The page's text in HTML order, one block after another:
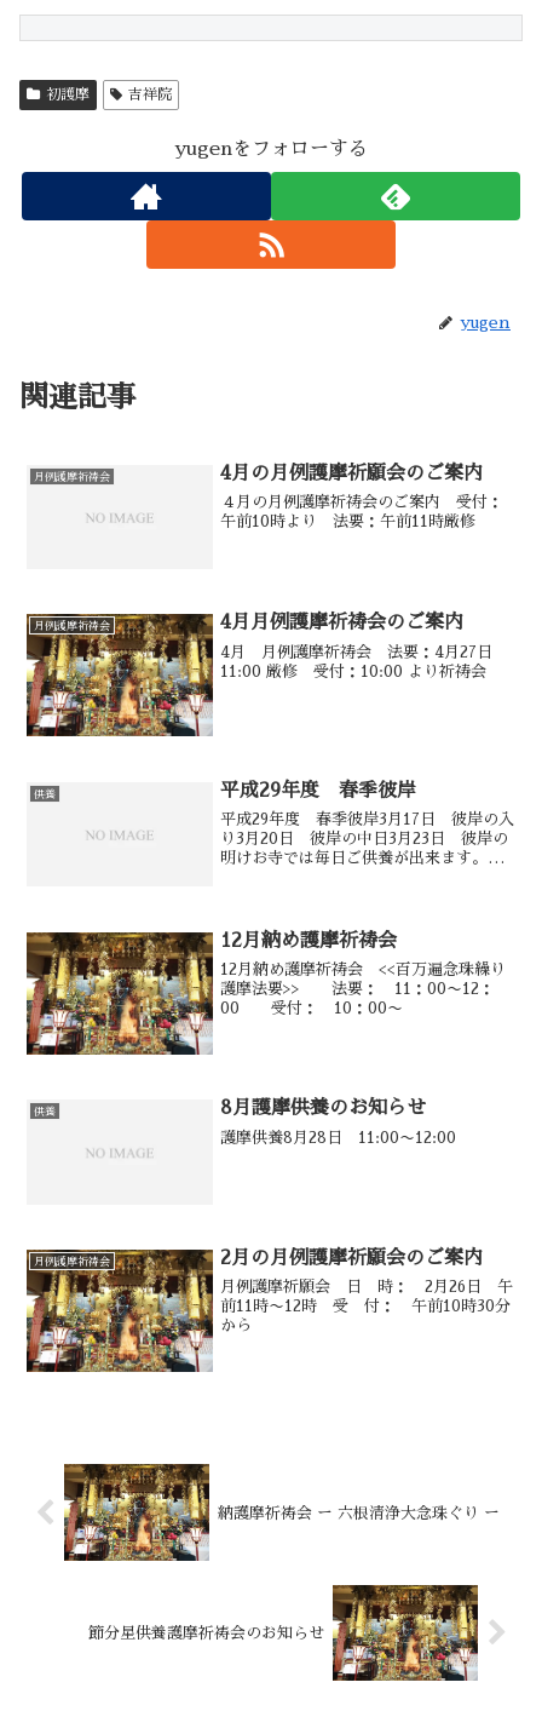
初護摩 吉祥院
yugenをフォローする
yugen
関連記事
月例護摩祈祷会 4月の月例護摩祈願会のご案内
４月の月例護摩祈祷会のご案内 受付：
午前10時より 法要：午前11時厳修
月例護摩祈祷会 4月月例護摩祈祷会のご案内
4月 月例護摩祈祷会 法要：4月27日
11:00 厳修 受付：10:00 より祈祷会
供養 平成29年度 春季彼岸
平成29年度 春季彼岸3月17日 彼岸の入
り3月20日 彼岸の中日3月23日 彼岸の
明けお寺では毎日ご供養が出来ます。午
12月納め護摩祈祷会
12月納め護摩祈祷会 <<百万遍念珠繰り
護摩法要>> 法要： 11：00〜12：
00 受付： 10：00〜
供養 8月護摩供養のお知らせ
護摩供養8月28日 11:00〜12:00
月例護摩祈祷会 2月の月例護摩祈願会のご案内
月例護摩祈願会 日 時： 2月26日 午
前11時〜12時 受 付： 午前10時30分
から
納護摩祈祷会 ー 六根清浄大念珠ぐり ー
節分星供養護摩祈祷会のお知らせ